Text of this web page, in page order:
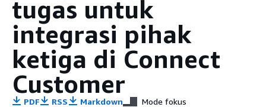
tugas untuk
integrasi pihak
ketiga di Connect
Customer
PDF RSS Markdown Mode fokus